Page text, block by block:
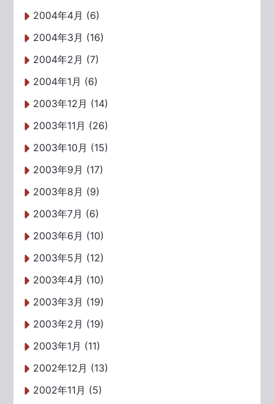
2004年4月 (6)
2004年3月 (16)
2004年2月 (7)
2004年1月 (6)
2003年12月 (14)
2003年11月 (26)
2003年10月 (15)
2003年9月 (17)
2003年8月 (9)
2003年7月 (6)
2003年6月 (10)
2003年5月 (12)
2003年4月 (10)
2003年3月 (19)
2003年2月 (19)
2003年1月 (11)
2002年12月 (13)
2002年11月 (5)